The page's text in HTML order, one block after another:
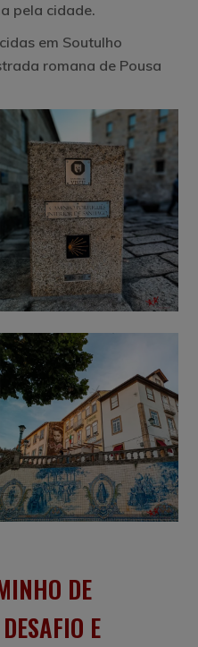
pela cidade.
em Soutulho
romana de Pousa
DE
E